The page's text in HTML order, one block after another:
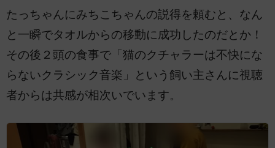
たっちゃんにみちこちゃんの説得を頼むと、なん
と一瞬でタオルからの移動に成功したのだとか！
その後２頭の食事で「猫のクチャラーは不快にな
らないクラシック音楽」という飼い主さんに視聴
者からは共感が相次いでいます。